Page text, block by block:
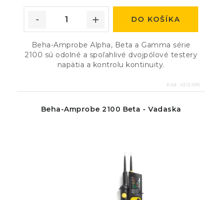
DO KOŠÍKA
Beha-Amprobe Alpha, Beta a Gamma série
2100 sú odolné a spoľahlivé dvojpólové testery
napätia a kontrolu kontinuity.
Kód: 4312495
Beha-Amprobe 2100 Beta - Vadaska